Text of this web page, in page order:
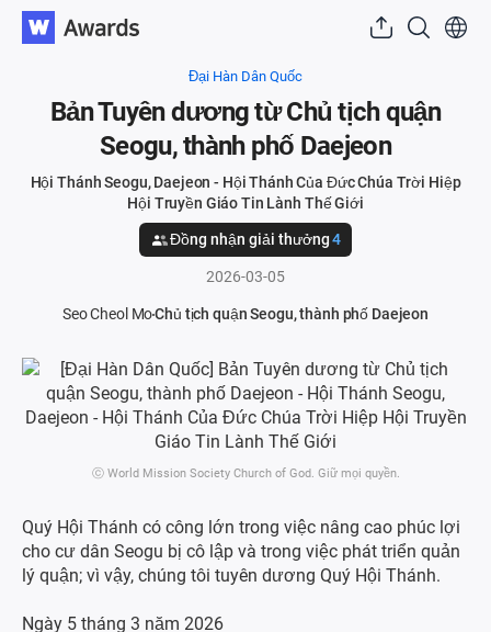
Đại Hàn Dân Quốc
Bản Tuyên dương từ Chủ tịch quận
Seogu, thành phố Daejeon
Hội Thánh Seogu, Daejeon - Hội Thánh Của Đức Chúa Trời Hiệp
Hội Truyền Giáo Tin Lành Thế Giới
Đồng nhận giải thưởng4
2026-03-05
Seo Cheol MoChủ tịch quận Seogu, thành phố Daejeon
ⓒ World Mission Society Church of God. Giữ mọi quyền.
Quý Hội Thánh có công lớn trong việc nâng cao phúc lợi
cho cư dân Seogu bị cô lập và trong việc phát triển quản
lý quận; vì vậy, chúng tôi tuyên dương Quý Hội Thánh.
Ngày 5 tháng 3 năm 2026